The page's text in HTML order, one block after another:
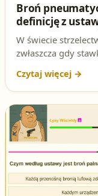
Broń
definicję z
W świecie
zwłaszcza gdy
kandydatów na
urządzenie staje
prawa? Przed
układanki!